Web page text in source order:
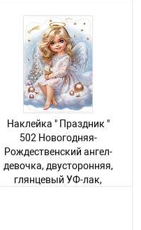
Авторизуйтесь, чтобы
увидеть цену
20 товаров
Наклейка " Праздник "
502 Новогодняя-
Рождественский ангел-
девочка, двусторонняя,
глянцевый УФ-лак,